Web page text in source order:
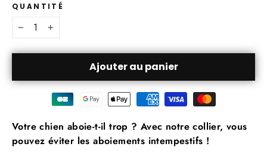
QUANTITÉ
− +
Ajouter au panier
Votre chien aboie-t-il trop ? Avec notre collier, vous
pouvez éviter les aboiements intempestifs !